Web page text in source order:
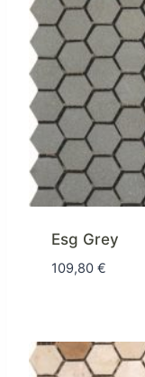
Esg Grey
109,80 €